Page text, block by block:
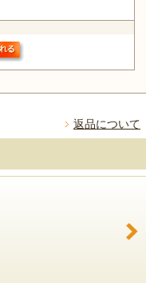
返品について